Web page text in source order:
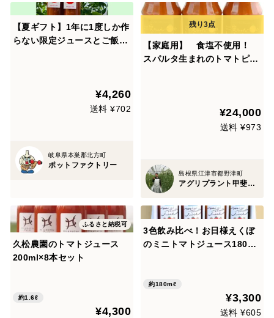
【夏ギフト】1年に1度しか作
らない限定ジュースとご飯の
¥4,260
送料 ¥702
岐阜県本巣郡北方町
ポットファクトリー
【家庭用】 食塩不使用！
スパルタ生まれのトマトピュ
¥24,000
送料 ¥973
島根県江津市都野津町
アグリプラント甲斐の木
ふるさと納税可
久松農園のトマトジュース
200ml×8本セット
約1.6ℓ
¥4,300
3色飲み比べ！お日様えくぼ
のミニトマトジュース180ml
約180mℓ
¥3,300
送料 ¥605